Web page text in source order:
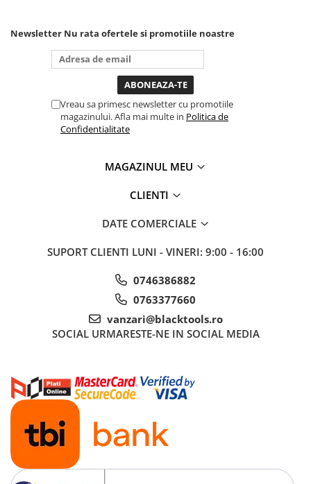
Masini de echilibrat roti
Piese de schimb
Scule Vulcanizare
puternica si de la baterie care
tine destul de mult dar daca o
bagi la priza nu mai ai treaba
toata ziua ,ce...
Newsletter Nu rata ofertele si promotiile noastre
Vreau sa primesc newsletter cu promotiile
magazinului. Afla mai multe in Politica de
Confidentialitate
MAGAZINUL MEU
CLIENTI
DATE COMERCIALE
SUPORT CLIENTI LUNI - VINERI: 9:00 - 16:00
0746386882
0763377660
vanzari@blacktools.ro
SOCIAL URMARESTE-NE IN SOCIAL MEDIA